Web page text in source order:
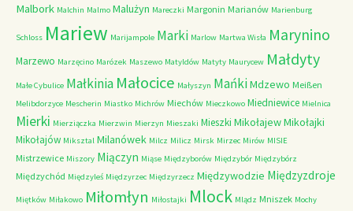
Malbork Malchin Malmo Malużyn Mareczki Margonin Marianów Marienburg
Schloss Mariew Marijampole Marki Marlow Martwa Wisła Marynino
Marzewo Marzęcino Marózek Maszewo Matyldów Matyty Maurycew Małdyty
Małe Cybulice Małkinia Małocice Małyszyn MańkiMdzewo Meißen
Melibdorzyce Mescherin Miastko Michrów Miechów Mieczkowo Miedniewice Mielnica
Mierki Mierziączka Mierzwin Mierzyn Mieszaki Mieszki MikołajewMikołajki
Mikołajów Miksztal Milanówek Milcz Milicz Mirsk Mirzec Mirów MISIE
Mistrzewice Miszory Miączyn Miąse Międzyborów Międzybór Międzybórz
Międzychód Międzyleś Międzyrzec Międzyrzecz Międzywodzie Międzyzdroje
Miętków Miłakowo Miłomłyn Miłostajki Mlock Mlądz Mniszek Mochy